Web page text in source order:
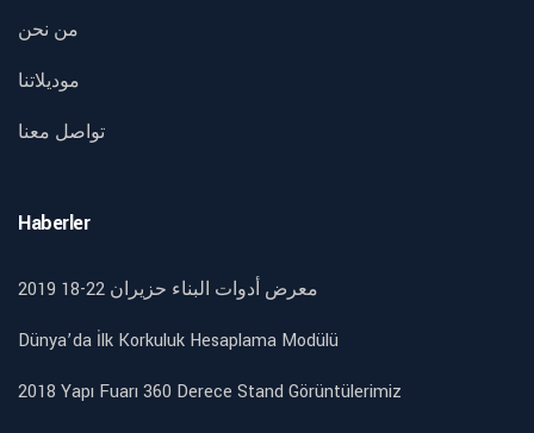
من نحن
موديلاتنا
تواصل معنا
Haberler
2019 18-22 معرض أدوات البناء حزيران
Dünya’da İlk Korkuluk Hesaplama Modülü
2018 Yapı Fuarı 360 Derece Stand Görüntülerimiz